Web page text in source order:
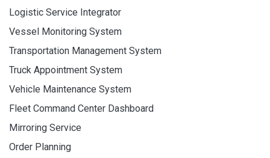
Logistic Service Integrator
Vessel Monitoring System
Transportation Management System
Truck Appointment System
Vehicle Maintenance System
Fleet Command Center Dashboard
Mirroring Service
Order Planning